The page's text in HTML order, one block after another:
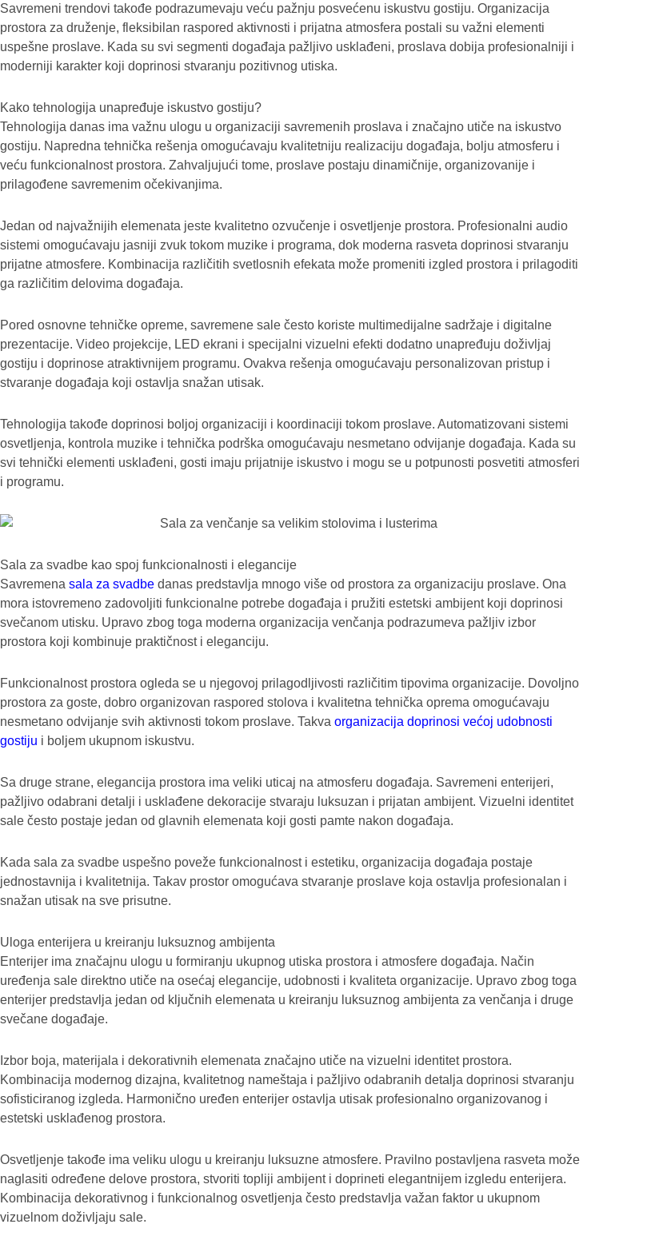
Savremeni trendovi takođe podrazumevaju veću pažnju posvećenu iskustvu gostiju. Organizacija
prostora za druženje, fleksibilan raspored aktivnosti i prijatna atmosfera postali su važni elementi
uspešne proslave. Kada su svi segmenti događaja pažljivo usklađeni, proslava dobija profesionalniji i
moderniji karakter koji doprinosi stvaranju pozitivnog utiska.
Kako tehnologija unapređuje iskustvo gostiju?
Tehnologija danas ima važnu ulogu u organizaciji savremenih proslava i značajno utiče na iskustvo
gostiju. Napredna tehnička rešenja omogućavaju kvalitetniju realizaciju događaja, bolju atmosferu i
veću funkcionalnost prostora. Zahvaljujući tome, proslave postaju dinamičnije, organizovanije i
prilagođene savremenim očekivanjima.
Jedan od najvažnijih elemenata jeste kvalitetno ozvučenje i osvetljenje prostora. Profesionalni audio
sistemi omogućavaju jasniji zvuk tokom muzike i programa, dok moderna rasveta doprinosi stvaranju
prijatne atmosfere. Kombinacija različitih svetlosnih efekata može promeniti izgled prostora i prilagoditi
ga različitim delovima događaja.
Pored osnovne tehničke opreme, savremene sale često koriste multimedijalne sadržaje i digitalne
prezentacije. Video projekcije, LED ekrani i specijalni vizuelni efekti dodatno unapređuju doživljaj
gostiju i doprinose atraktivnijem programu. Ovakva rešenja omogućavaju personalizovan pristup i
stvaranje događaja koji ostavlja snažan utisak.
Tehnologija takođe doprinosi boljoj organizaciji i koordinaciji tokom proslave. Automatizovani sistemi
osvetljenja, kontrola muzike i tehnička podrška omogućavaju nesmetano odvijanje događaja. Kada su
svi tehnički elementi usklađeni, gosti imaju prijatnije iskustvo i mogu se u potpunosti posvetiti atmosferi
i programu.
Sala za svadbe kao spoj funkcionalnosti i elegancije
Savremena sala za svadbe danas predstavlja mnogo više od prostora za organizaciju proslave. Ona
mora istovremeno zadovoljiti funkcionalne potrebe događaja i pružiti estetski ambijent koji doprinosi
svečanom utisku. Upravo zbog toga moderna organizacija venčanja podrazumeva pažljiv izbor
prostora koji kombinuje praktičnost i eleganciju.
Funkcionalnost prostora ogleda se u njegovoj prilagodljivosti različitim tipovima organizacije. Dovoljno
prostora za goste, dobro organizovan raspored stolova i kvalitetna tehnička oprema omogućavaju
nesmetano odvijanje svih aktivnosti tokom proslave. Takva organizacija doprinosi većoj udobnosti
gostiju i boljem ukupnom iskustvu.
Sa druge strane, elegancija prostora ima veliki uticaj na atmosferu događaja. Savremeni enterijeri,
pažljivo odabrani detalji i usklađene dekoracije stvaraju luksuzan i prijatan ambijent. Vizuelni identitet
sale često postaje jedan od glavnih elemenata koji gosti pamte nakon događaja.
Kada sala za svadbe uspešno poveže funkcionalnost i estetiku, organizacija događaja postaje
jednostavnija i kvalitetnija. Takav prostor omogućava stvaranje proslave koja ostavlja profesionalan i
snažan utisak na sve prisutne.
Uloga enterijera u kreiranju luksuznog ambijenta
Enterijer ima značajnu ulogu u formiranju ukupnog utiska prostora i atmosfere događaja. Način
uređenja sale direktno utiče na osećaj elegancije, udobnosti i kvaliteta organizacije. Upravo zbog toga
enterijer predstavlja jedan od ključnih elemenata u kreiranju luksuznog ambijenta za venčanja i druge
svečane događaje.
Izbor boja, materijala i dekorativnih elemenata značajno utiče na vizuelni identitet prostora.
Kombinacija modernog dizajna, kvalitetnog nameštaja i pažljivo odabranih detalja doprinosi stvaranju
sofisticiranog izgleda. Harmonično uređen enterijer ostavlja utisak profesionalno organizovanog i
estetski usklađenog prostora.
Osvetljenje takođe ima veliku ulogu u kreiranju luksuzne atmosfere. Pravilno postavljena rasveta može
naglasiti određene delove prostora, stvoriti topliji ambijent i doprineti elegantnijem izgledu enterijera.
Kombinacija dekorativnog i funkcionalnog osvetljenja često predstavlja važan faktor u ukupnom
vizuelnom doživljaju sale.